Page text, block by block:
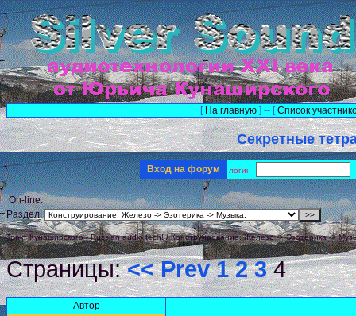
[ На главную] -- [Список
Секретные
Вход на форум логин
On-line:
Раздел:
Тракт Кунаширского - Russian audio tech!/Конструирование: Железо -> Эзотерика ->
Страницы:<< Prev 1 2 3 4
Автор